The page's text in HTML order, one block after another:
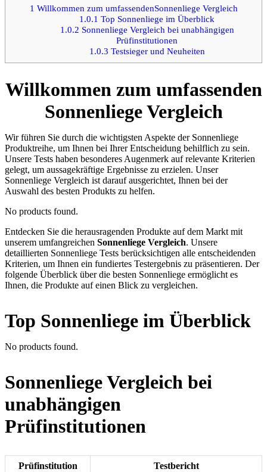
1 Willkommen zum umfassendenSonnenliege Vergleich
1.0.1 Top Sonnenliege im Überblick
1.0.2 Sonnenliege Vergleich bei unabhängigen
Prüfinstitutionen
1.0.3 Testsieger und Neuheiten
Willkommen zum umfassenden
Sonnenliege Vergleich
Wir führen Sie durch die wichtigsten Aspekte der Sonnenliege
Produktreihe, um Ihnen bei Ihrer Entscheidung behilflich zu sein.
Unsere Tests haben besonderes Augenmerk auf relevante Kriterien
gelegt, um aussagekräftige Ergebnisse zu erzielen. Unser
Sonnenliege Vergleich ist darauf ausgerichtet, Ihnen bei der
Auswahl des besten Produkts zu helfen.
No products found.
Entdecken Sie die herausragenden Produkte auf dem Markt mit
unserem umfangreichen Sonnenliege Vergleich. Unsere
detaillierten Sonnenliege Tests berücksichtigen alle entscheidenden
Kriterien, um Ihnen ein fundiertes Testergebnis zu präsentieren. Der
folgende Überblick über die besten Sonnenliege ermöglicht es
Ihnen, die Produkte auf einen Blick zu vergleichen.
Top Sonnenliege im Überblick
No products found.
Sonnenliege Vergleich bei
unabhängigen
Prüfinstitutionen
Prüfinstitution Testbericht